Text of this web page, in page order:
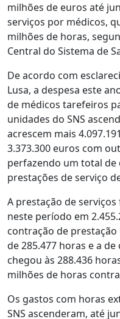
milhões de euros até
serviços por médicos,
milhões de horas,
Central do Sistema de
De acordo com
Lusa, a despesa este
de médicos tarefeiros
unidades do SNS
acrescem mais
3.373.300 euros com
perfazendo um total de
prestações de serviço
A prestação de
neste período em
contração de
de 285.477 horas e a
chegou às 288.436
milhões de horas
Os gastos com horas
SNS ascenderam, até